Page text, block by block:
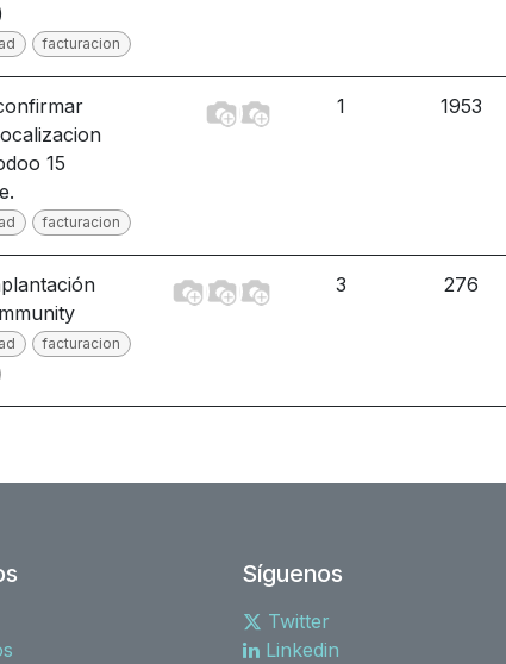
facturacion
15
facturacion
1 1953
facturacion
3 276
Síguenos
Twitter
Linkedin